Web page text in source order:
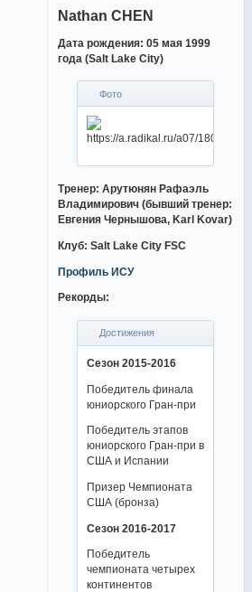
Nathan CHEN
Дата рождения: 05 мая 1999
года (Salt Lake City)
Фото
Тренер: Арутюнян Рафаэль
Владимирович (бывший тренер:
Евгения Чернышова, Karl Kovar)
Клуб: Salt Lake City FSC
Профиль ИСУ
Рекорды:
Достижения
Сезон 2015-2016
Победитель финала
юниорского Гран-при
Победитель этапов
юниорского Гран-при в
США и Испании
Призер Чемпионата
США (бронза)
Сезон 2016-2017
Победитель
чемпионата четырех
континентов